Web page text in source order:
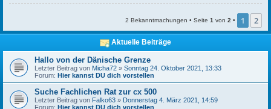
b
n
2 Bekanntmachungen • Seite 1 von 2 • 1 2
Aktuelle Beiträge
Hallo von der Dänische Grenze
Letzter Beitrag von Micha72 » Sonntag 24. Oktober 2021, 13:33
Forum: Hier kannst DU dich vorstellen
Suche Fachlichen Rat zur cx 500
Letzter Beitrag von Falko63 » Donnerstag 4. März 2021, 14:59
Forum: Hier kannst DU dich vorstellen